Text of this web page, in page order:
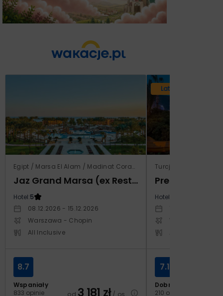
Egipt / Marsa El Alam / Madinat Coraya
Jaz Grand Marsa (ex Resta Grand Resort)
Hotel:5
08.12.2026 - 15.12.2026
Warszawa - Chopin
All Inclusive
Wspaniały
833 opinie
8.7
od 3 181 zł/ os.
Lato 2026
Turcja / Riwiera
Prestige
Hotel:
Warszawa -
Dobry
210 opinii
7.1